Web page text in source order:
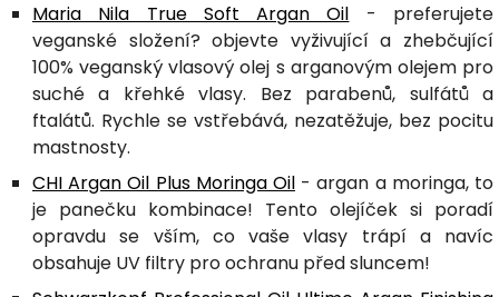
Maria Nila True Soft Argan Oil - preferujete
veganské složení? objevte vyživující a zhebčující
100% veganský vlasový olej s arganovým olejem pro
suché a křehké vlasy. Bez parabenů, sulfátů a
ftalátů. Rychle se vstřebává, nezatěžuje, bez pocitu
mastnosty.
CHI Argan Oil Plus Moringa Oil - argan a moringa, to
je panečku kombinace! Tento olejíček si poradí
opravdu se vším, co vaše vlasy trápí a navíc
obsahuje UV filtry pro ochranu před sluncem!